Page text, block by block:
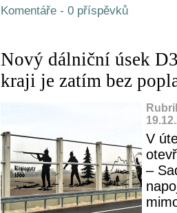
Komentáře - 0 příspěvků
Nový dálniční úsek
kraji je zatím bez
V
–